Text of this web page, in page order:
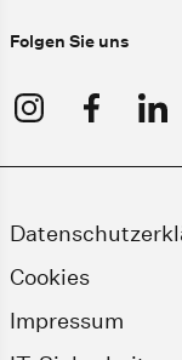
Folgen Sie uns
Cookies
Impressum